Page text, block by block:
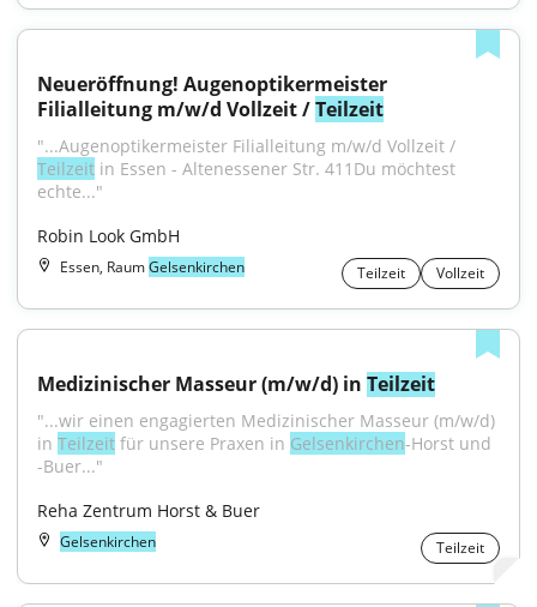
Neueröffnung! Augenoptikermeister
Filialleitung m/w/d Vollzeit / Teilzeit
Teilzeit in Essen - Altenessener Str. 411Du möchtest
echte..."
Robin Look GmbH
Essen, RaumGelsenkirchen Teilzeit Vollzeit
Medizinischer Masseur (m/w/d) in Teilzeit
"...wir einen engagierten Medizinischer Masseur (m/w/d)
in Teilzeit für unsere Praxen in Gelsenkirchen-Horst und
-Buer..."
Reha Zentrum Horst & Buer
Gelsenkirchen Teilzeit